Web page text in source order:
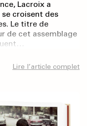
Lacroix a
croisent des
Le titre de
de cet assemblage
Lire l’article complet